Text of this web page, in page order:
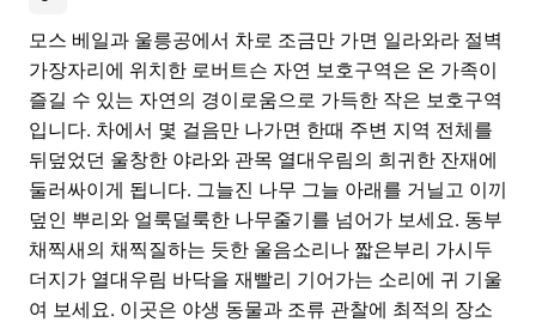
모스 베일과 울릉공에서 차로 조금만 가면 일라와라 절벽
가장자리에 위치한 로버트슨 자연 보호구역은 온 가족이
즐길 수 있는 자연의 경이로움으로 가득한 작은 보호구역
입니다. 차에서 몇 걸음만 나가면 한때 주변 지역 전체를
뒤덮었던 울창한 야라와 관목 열대우림의 희귀한 잔재에
둘러싸이게 됩니다. 그늘진 나무 그늘 아래를 거닐고 이끼
덮인 뿌리와 얼룩덜룩한 나무줄기를 넘어가 보세요. 동부
채찍새의 채찍질하는 듯한 울음소리나 짧은부리 가시두
더지가 열대우림 바닥을 재빨리 기어가는 소리에 귀 기울
여 보세요. 이곳은 야생 동물과 조류 관찰에 최적의 장소